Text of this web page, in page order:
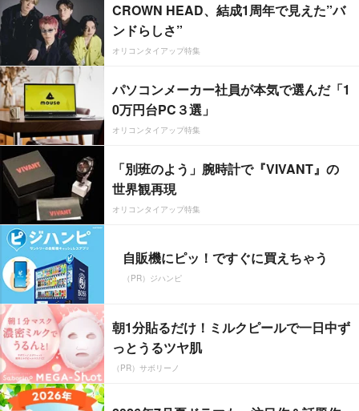
CROWN HEAD、結成1周年で見えた”バ
ンドらしさ”
オリコンタイアップ特集
パソコンメーカー社員が本気で選んだ「1
0万円台PC３選」
オリコンタイアップ特集
「別班のよう」腕時計で『VIVANT』の
世界観再現
オリコンタイアップ特集
自販機にピッ！ですぐに買えちゃう
（PR）ジハンピ
朝1分貼るだけ！ミルクピールで一日中ず
っとうるツヤ肌
（PR）サボリーノ